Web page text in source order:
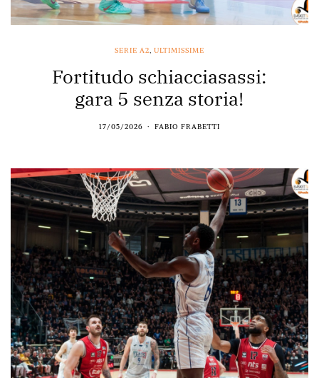
SERIE A2, ULTIMISSIME
Fortitudo schiacciasassi:
gara 5 senza storia!
17/05/2026 FABIO FRABETTI